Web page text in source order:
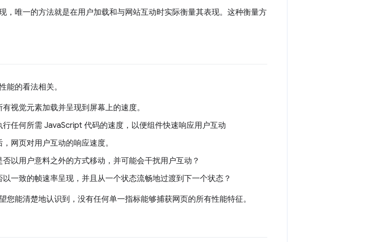
，唯一的方法就是在用户加载和与网站互动时实际衡量其表现。这种衡量方
能的看法相关。
有视觉元素加载并呈现到屏幕上的速度。
行任何所需 JavaScript 代码的速度，以便组件快速响应用户互动
，网页对用户互动的响应速度。
以用户意料之外的方式移动，并可能会干扰用户互动？
以一致的帧速率呈现，并且从一个状态流畅地过渡到下一个状态？
您能清楚地认识到，没有任何单一指标能够捕获网页的所有性能特征。